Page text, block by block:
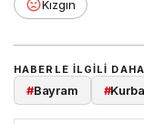
Kızgın
HABERLE ILGILI
#Bayram #